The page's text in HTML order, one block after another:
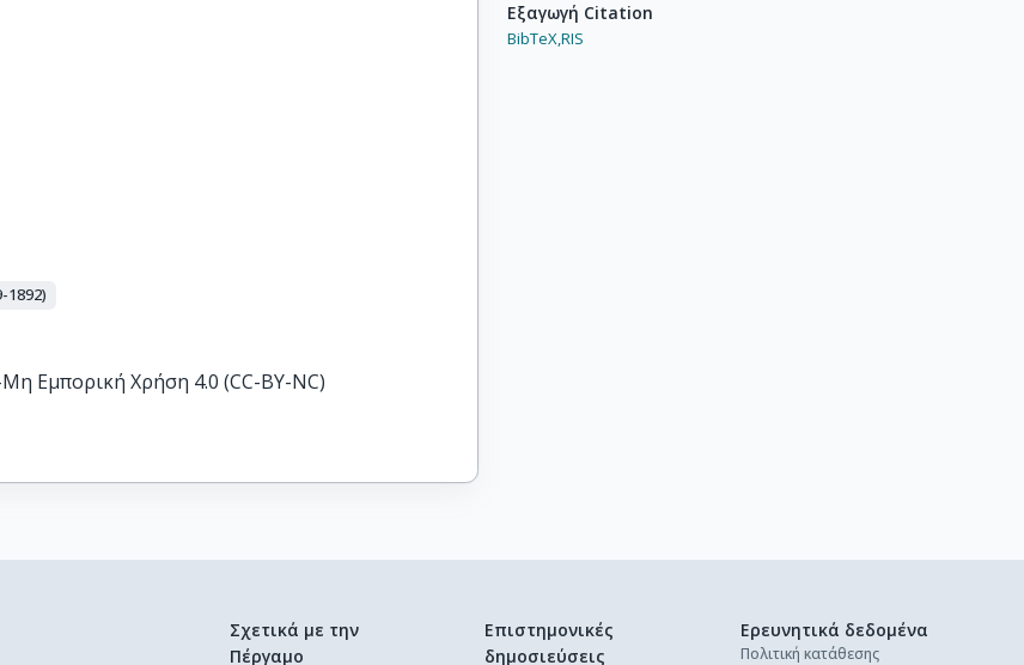
1892)
Εμπορική Χρήση 4.0 (CC-BY-NC)
Εξαγωγή Citation
BibTeX,RIS
Σχετικά με την
Πέργαμο
Επιστημονικές
δημοσιεύσεις
Ερευνητικά δεδομένα
Πολιτική κατάθεσης